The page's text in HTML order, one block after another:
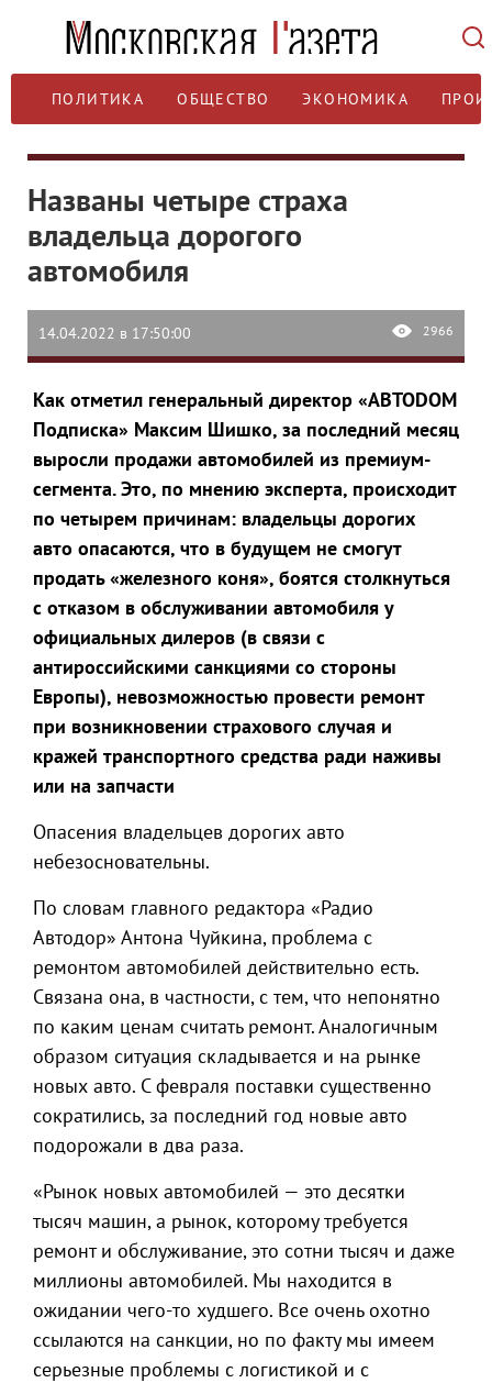
ПОЛИТИКА ОБЩЕСТВО ЭКОНОМИКА
Названы четыре страха
владельца дорогого
автомобиля
14.04.2022 в 17:50:00 2966
Как отметил генеральный директор «АВТОDOM
Подписка» Максим Шишко, за последний месяц
выросли продажи автомобилей из премиум-
сегмента. Это, по мнению эксперта, происходит
по четырем причинам: владельцы дорогих
авто опасаются, что в будущем не смогут
продать «железного коня», боятся столкнуться
с отказом в обслуживании автомобиля у
официальных дилеров (в связи с
антироссийскими санкциями со стороны
Европы), невозможностью провести ремонт
при возникновении страхового случая и
кражей транспортного средства ради наживы
или на запчасти
Опасения владельцев дорогих авто
небезосновательны.
По словам главного редактора «Радио
Автодор» Антона Чуйкина, проблема с
ремонтом автомобилей действительно есть.
Связана она, в частности, с тем, что непонятно
по каким ценам считать ремонт. Аналогичным
образом ситуация складывается и на рынке
новых авто. С февраля поставки существенно
сократились, за последний год новые авто
подорожали в два раза.
«Рынок новых автомобилей — это десятки
тысяч машин, а рынок, которому требуется
ремонт и обслуживание, это сотни тысяч и даже
миллионы автомобилей. Мы находится в
ожидании чего-то худшего. Все очень охотно
ссылаются на санкции, но по факту мы имеем
серьезные проблемы с логистикой и с